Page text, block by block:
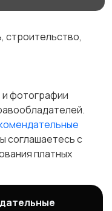
строительство,
фотографии
соглашаетесь c
платных
сервиса
Пользовательское